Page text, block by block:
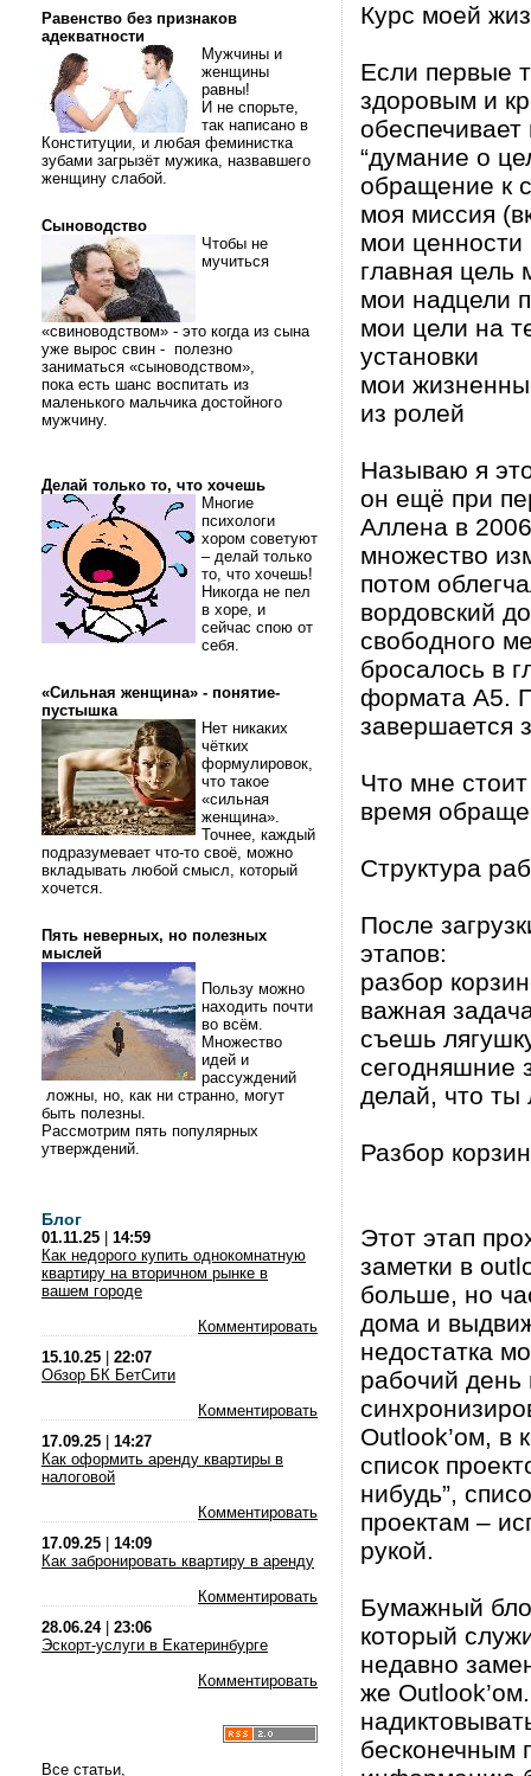
Равенство без признаков
адекватности
Мужчины и
женщины
равны!
И не спорьте,
так написано в
Конституции, и любая феминистка
зубами загрызёт мужика, назвавшего
женщину слабой.
Сыноводство
Чтобы не
мучиться
«свиноводством» - это когда из сына
уже вырос свин - полезно
заниматься «сыноводством»,
пока есть шанс воспитать из
маленького мальчика достойного
мужчину.
Делай только то, что хочешь
Многие
психологи
хором советуют
– делай только
то, что хочешь!
Никогда не пел
в хоре, и
сейчас спою от
себя.
«Сильная женщина» - понятие-
пустышка
Нет никаких
чётких
формулировок,
что такое
«сильная
женщина».
Точнее, каждый
подразумевает что-то своё, можно
вкладывать любой смысл, который
хочется.
Пять неверных, но полезных
мыслей
Пользу можно
находить почти
во всём.
Множество
идей и
рассуждений
ложны, но, как ни странно, могут
быть полезны.
Рассмотрим пять популярных
утверждений.
Блог
01.11.25
14:59
Как недорого купить однокомнатную
квартиру на вторичном рынке в
вашем городе
Комментировать
15.10.25
22:07
Обзор БК БетСити
Комментировать
17.09.25
14:27
Как оформить аренду квартиры в
налоговой
Комментировать
17.09.25
14:09
Как забронировать квартиру в аренду
Комментировать
28.06.24| 23:06
Эскорт-услуги в Екатеринбурге
Комментировать
Все статьи,
Курс моей
Если первые
здоровым и
“думание о
обращение к
моя миссия
мои ценности
главная цель
мои надцели
мои цели на
установки
мои
из ролей
Называю я
он ещё при
Аллена в
множество
потом
вордовский
свободного
бросалось в
формата A5.
завершается
Что мне
время
Структура
После
этапов:
разбор
важная
съешь
сегодняшние
делай, что
Разбор
Этот этап
заметки в
больше, но
дома и
недостатка
рабочий день
Outlook’ом, в
список
нибудь”,
проектам –
рукой.
Бумажный
который
недавно
же
бесконечным